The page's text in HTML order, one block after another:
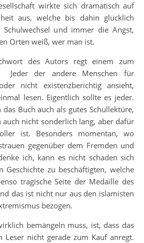
wirkte sich dramatisch auf
aus, welche bis dahin glücklich
Schulwechsel und immer die Angst,
Orten weiß, wer man ist.
des Autors regt einem zum
Jeder der andere Menschen für
nicht existenzberichtig ansieht,
lesen. Eigentlich sollte es jeder.
Buch auch als gutes Schullektüre,
auch nicht sonderlich lang, aber dafür
ist. Besonders momentan, wo
gegenüber dem Fremden und
ich, kann es nicht schaden sich
Geschichte zu beschäftigten, welche
tragische Seite der Medaille des
das ist nicht nur aus den islamisten
bezogen.
bemängeln muss, ist, dass das
Leser nicht gerade zum Kauf anregt.